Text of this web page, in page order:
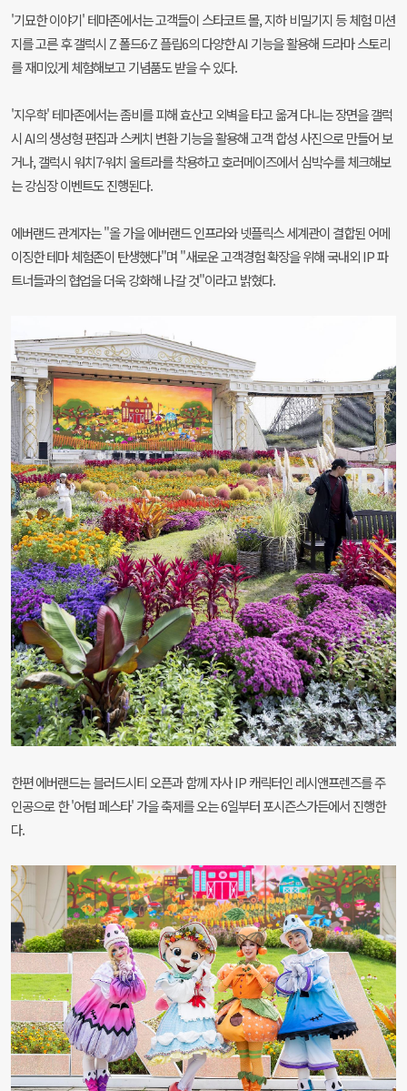
'기묘한 이야기' 테마존에서는 고객들이 스타코트 몰, 지하 비밀기지 등 체험 미션
지를 고른 후 갤럭시 Z 폴드6·Z 플립6의 다양한 AI 기능을 활용해 드라마 스토리
를 재미있게 체험해보고 기념품도 받을 수 있다.
'지우학' 테마존에서는 좀비를 피해 효산고 외벽을 타고 옮겨 다니는 장면을 갤럭
시 AI의 생성형 편집과 스케치 변환 기능을 활용해 고객 합성 사진으로 만들어 보
거나, 갤럭시 워치7·워치 울트라를 착용하고 호러메이즈에서 심박수를 체크해보
는 강심장 이벤트도 진행된다.
에버랜드 관계자는 "올 가을 에버랜드 인프라와 넷플릭스 세계관이 결합된 어메
이징한 테마 체험존이 탄생했다"며 "새로운 고객경험 확장을 위해 국내외 IP 파
트너들과의 협업을 더욱 강화해 나갈 것"이라고 밝혔다.
한편 에버랜드는 블러드시티 오픈과 함께 자사 IP 캐릭터인 레시앤프렌즈를 주
인공으로 한 '어텀 페스타' 가을 축제를 오는 6일부터 포시즌스가든에서 진행한
다.